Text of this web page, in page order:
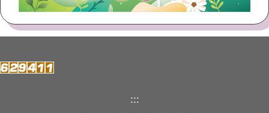
:::